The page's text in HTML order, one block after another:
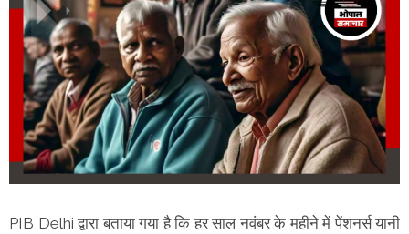
PIB Delhi द्वारा बताया गया है कि हर साल नवंबर के महीने में पेंशनर्स यानी